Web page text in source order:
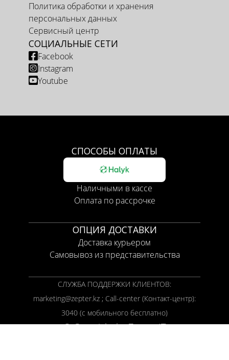
Политика обработки и хранения
персональных данных
Сервисный центр
СОЦИАЛЬНЫЕ СЕТИ
Facebook
Instagram
Youtube
СПОСОБЫ ОПЛАТЫ
Наличными в кассе
Оплата по рассрочке
ОПЦИЯ ДОСТАВКИ
Доставка курьером
Самовывоз из представительства
СЛУЖБА ПОДДЕРЖКИ КЛИЕНТОВ:
marketing@zepter.kz ; Call-center (Контакт-центр):
3040 (с мобильного бесплатно)
© Copyright byZepter IT